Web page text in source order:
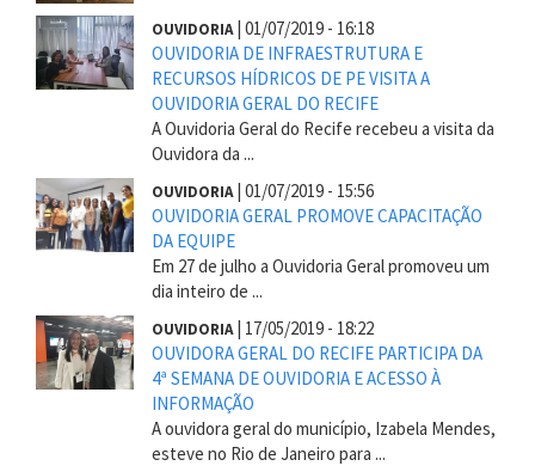
OUVIDORIA| 01/07/2019 - 16:18
OUVIDORIA DE INFRAESTRUTURA E
RECURSOS HÍDRICOS DE PE VISITA A
OUVIDORIA GERAL DO RECIFE
A Ouvidoria Geral do Recife recebeu a visita da
Ouvidora da ...
OUVIDORIA| 01/07/2019 - 15:56
OUVIDORIA GERAL PROMOVE CAPACITAÇÃO
DA EQUIPE
Em 27 de julho a Ouvidoria Geral promoveu um
dia inteiro de ...
OUVIDORIA| 17/05/2019 - 18:22
OUVIDORA GERAL DO RECIFE PARTICIPA DA
4ª SEMANA DE OUVIDORIA E ACESSO À
INFORMAÇÃO
A ouvidora geral do município, Izabela Mendes,
esteve no Rio de Janeiro para ...